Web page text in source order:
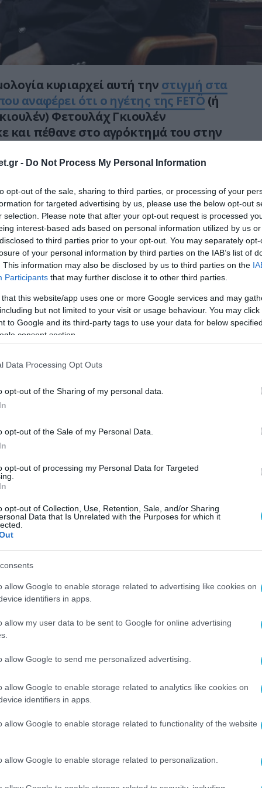
- Do Not Process My Personal Information
opt-out of the sale, sharing to third parties, or processing of your
for targeted advertising by us, please use the below opt-out
selection. Please note that after your opt-out request is processed
interest-based ads based on personal information utilized by us
to third parties prior to your opt-out. You may separately
of your personal information by third parties on the IAB’s list of
This information may also be disclosed by us to third parties on the
Participants that may further disclose it to other third parties.
that this website/app uses one or more Google services and may
but not limited to your visit or usage behaviour. You may
to Google and its third-party tags to use your data for below
consent section.
Data Processing Opt Outs
opt-out of the Sharing of my personal data.
opt-out of the Sale of my Personal Data.
opt-out of processing my Personal Data for Targeted
opt-out of Collection, Use, Retention, Sale, and/or Sharing
Data that Is Unrelated with the Purposes for which it
allow Google to enable storage related to advertising like cookies on
identifiers in apps.
allow my user data to be sent to Google for online advertising
allow Google to send me personalized advertising.
allow Google to enable storage related to analytics like cookies on
identifiers in apps.
allow Google to enable storage related to functionality of the website
allow Google to enable storage related to personalization.
κυριαρχεί αυτή την στιγμή στα
αναφέρει ότι ο ηγέτης της FETÖ (ή
Φετουλάχ Γκιουλέν
και πέθανε στο αγρόκτημά του στην
ΜΙΤ σκοτώθηκε επίσης.
η φημολογία αυτή και μάλιστα ο
Γραφείου της Ουάσιγκτον του
Χακάν Κοπούρ σε δήλωση του
στον λογαριασμό του στο Twitter
στενά και επίσης ερευνούμε τους
ο ηγέτης της FETÖ δηλητηριάστηκε, και ότι
όπως και ότι το άτομο που τον
.
πηγές στην περιοχή και στα τοπικά μέσα
με τα περιστατικά που αποτελούν το
αναφορών”.
λέγοντας,“Αυτό δεν σημαίνει ακόμα ότι
περιστατικό στο αγρόκτημα (στην
κάτι μπορεί να έχει συμβεί και αυτό
αναφερθεί στην αστυνομία (ακόμη).
η οργάνωση δεν μπορεί να κρύψει μια
για πολύ καιρό. Θα αναφέρουμε
Γκιουλέν (Muhammed Fethullah
1941), είναι Τούρκος ιερέας,
και πολιτική μορφή ο οποίος
Γκιουλέν (γνωστό ως Χιζμέτ στα
της Τουρκίας και του Ισλάμ στο
σύμμαχος του Τούρκου προέδρου Ρετζέπ
το 2013, αλλά αυτό άλλαξε μετά από τις
διαφθοράς στην Τουρκία το 2013.
τον Γκιουλέν ότι κρύβεται πίσω